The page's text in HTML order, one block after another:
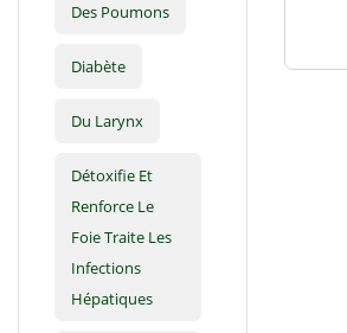
Des Poumons
Diabète
Du Larynx
Détoxifie Et
Renforce Le
Foie Traite Les
Infections
Hépatiques